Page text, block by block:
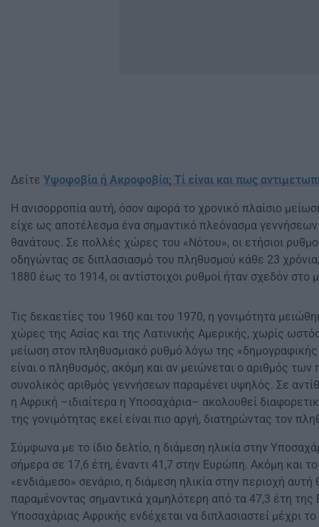
Δείτε Υψοφοβία ή Ακροφοβία; Τί είναι και πως
Η ανισορροπία αυτή, όσον αφορά το χρονικό πλαίσιο
είχε ως αποτέλεσμα ένα σημαντικό πλεόνασμα
θανάτους. Σε πολλές χώρες του «Νότου», οι ετήσιοι
οδηγώντας σε διπλασιασμό του πληθυσμού κάθε 23
1880 έως το 1914, οι αντίστοιχοι ρυθμοί ήταν σχεδόν στο
Τις δεκαετίες του 1960 και του 1970, η γονιμότητα
χώρες της Ασίας και της Λατινικής Αμερικής, χωρίς
μείωση στον πληθυσμιακό ρυθμό λόγω της
είναι ο πληθυσμός, ακόμη και αν μειώνεται ο αριθμός των
συνολικός αριθμός γεννήσεων παραμένει υψηλός. Σε
η Αφρική –ιδιαίτερα η Υποσαχάρια– ακολουθεί
της γονιμότητας εκεί είναι πιο αργή, διατηρώντας τον
Σύμφωνα με το ίδιο δελτίο, η διάμεση ηλικία στην
σήμερα σε 17,6 έτη, έναντι 41,7 στην Ευρώπη. Ακόμη και
«ενδιάμεσο» σενάριο, η διάμεση ηλικία στην περιοχή
παραμένοντας σημαντικά χαμηλότερη από τα 47,3 έτη
Υποσαχάριας Αφρικής ενδέχεται να διπλασιαστεί μέχρι